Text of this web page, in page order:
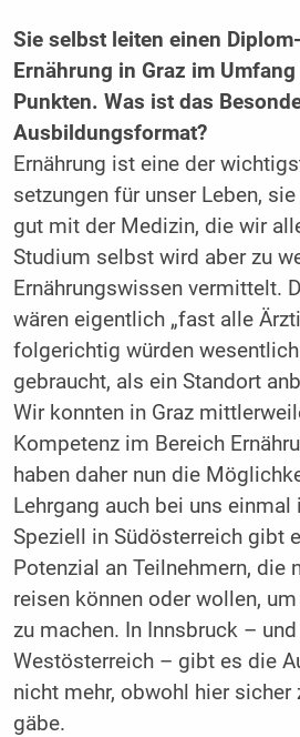
Sie selbst leiten einen
Ernährung in Graz im
Punkten. Was ist das
Ausbildungsformat?
Ernährung ist eine der
setzungen für unser Leben,
gut mit der Medizin, die wir
Studium selbst wird aber zu
Ernährungswissen vermittelt.
wären eigentlich „fast alle
folgerichtig würden
gebraucht, als ein Standort
Wir konnten in Graz
Kompetenz im Bereich
haben daher nun die
Lehrgang auch bei uns
Speziell in Südösterreich gibt
Potenzial an Teilnehmern, die
reisen können oder wollen,
zu machen. In Innsbruck –
Westösterreich – gibt es die
nicht mehr, obwohl hier sicher
gäbe.